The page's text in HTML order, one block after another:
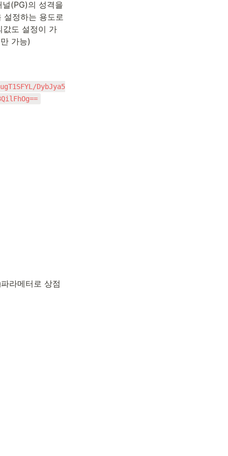
(PG)의 성격을
설정하는 용도로
값도 설정이 가
가능)
DybJya5
라메터로 상점